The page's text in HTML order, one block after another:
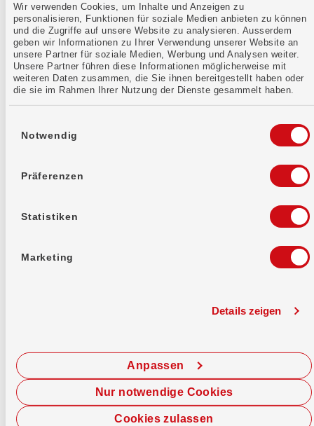
Wir verwenden Cookies, um Inhalte und Anzeigen zu
personalisieren, Funktionen für soziale Medien anbieten zu können
und die Zugriffe auf unsere Website zu analysieren. Ausserdem
geben wir Informationen zu Ihrer Verwendung unserer Website an
unsere Partner für soziale Medien, Werbung und Analysen weiter.
Unsere Partner führen diese Informationen möglicherweise mit
weiteren Daten zusammen, die Sie ihnen bereitgestellt haben oder
die sie im Rahmen Ihrer Nutzung der Dienste gesammelt haben.
Notwendig
Präferenzen
Statistiken
Marketing
Details zeigen
Cookies zulassen
Anpassen
Nur notwendige Cookies
Mehr erfahren
Kontaktformular
Jetzt chatten